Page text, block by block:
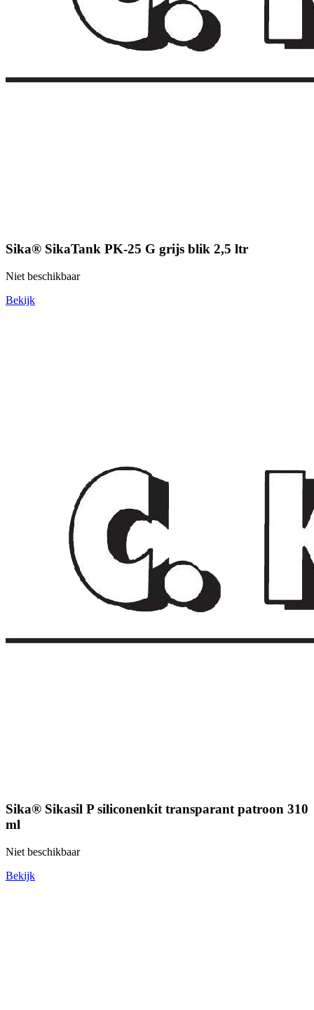
Sika® SikaTank PK-25 G grijs blik 2,5 ltr
Niet beschikbaar
Bekijk
Sika® Sikasil P siliconenkit transparant patroon 310
ml
Niet beschikbaar
Bekijk